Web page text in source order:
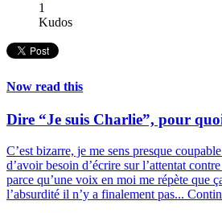
1
Kudos
Now read this
Dire “Je suis Charlie”, pour
C’est bizarre, je me sens presque
d’avoir besoin d’écrire sur l’attentat
parce qu’une voix en moi me répète que
l’absurdité il n’y a finalement pas...